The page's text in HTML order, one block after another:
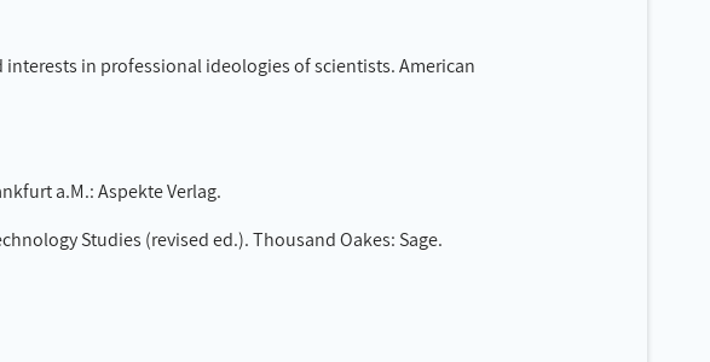
interests in professional ideologies of scientists. American
a.M.: Aspekte Verlag.
Studies (revised ed.). Thousand Oakes: Sage.